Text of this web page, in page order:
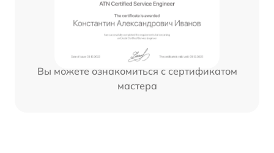
Вы можете ознакомиться с сертификатом
мастера